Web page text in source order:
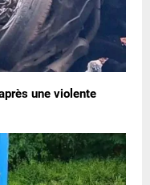
une violente